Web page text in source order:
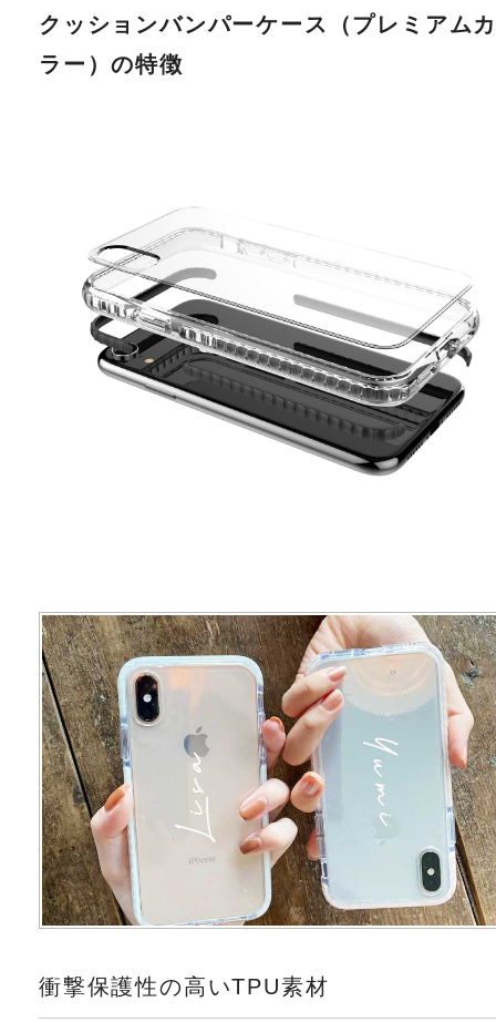
クッションバンパーケース（プレミアム
ラー）の特徴
衝撃保護性の高いTPU素材